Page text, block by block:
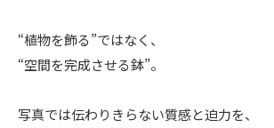
“植物を飾る”ではなく、
“空間を完成させる鉢”。
写真では伝わりきらない質感と迫力を、